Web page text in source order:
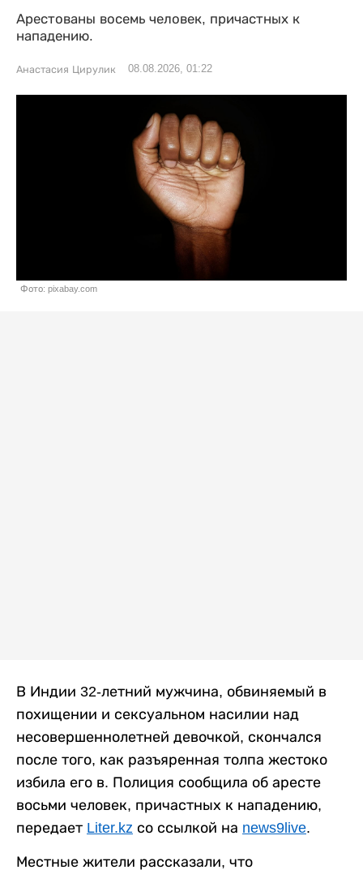
Арестованы восемь человек, причастных к
нападению.
Анастасия Цирулик 08.08.2026, 01:22
Фото: pixabay.com
В Индии 32-летний мужчина, обвиняемый в
похищении и сексуальном насилии над
несовершеннолетней девочкой, скончался
после того, как разъяренная толпа жестоко
избила его в. Полиция сообщила об аресте
восьми человек, причастных к нападению,
передает Liter.kz со ссылкой на news9live.
Местные жители рассказали, что